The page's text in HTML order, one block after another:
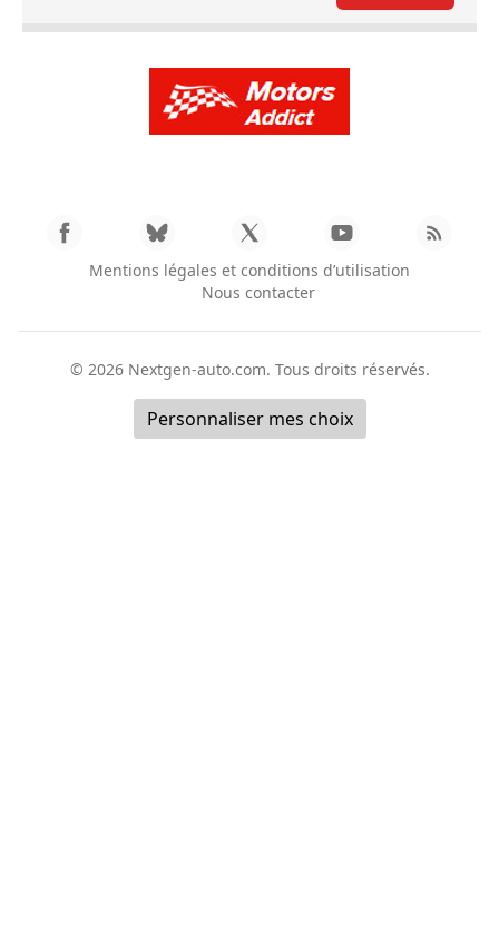
Mentions légales et conditions d’utilisation
Nous contacter
© 2026 Nextgen-auto.com. Tous droits réservés.
Personnaliser mes choix